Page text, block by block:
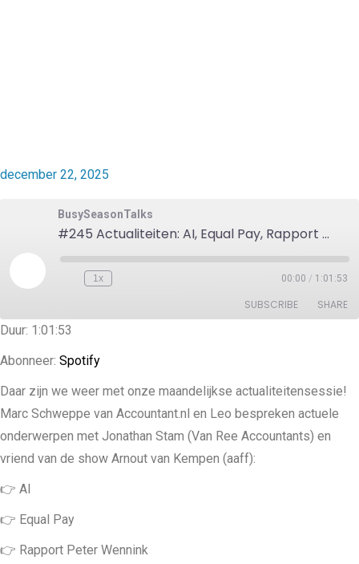
december 22, 2025
BusySeasonTalks
#245 Actualiteiten: AI, Equal Pay, Rapport Peter Wennink, Omnibus, Frauderisicoanalyse, Examenfraude, MKB en Audittools met Arnout van Kempen, Marc Schweppe en Jonathan Stam (Van Ree)
1x 00:00 / 1:01:53
SUBSCRIBE SHARE
LINK
EMBED
Duur: 1:01:53
Abonneer: Spotify
Daar zijn we weer met onze maandelijkse actualiteitensessie!
Marc Schweppe van Accountant.nl en Leo bespreken actuele
onderwerpen met Jonathan Stam (Van Ree Accountants) en
vriend van de show Arnout van Kempen (aaff):
👉 AI
👉 Equal Pay
👉 Rapport Peter Wennink